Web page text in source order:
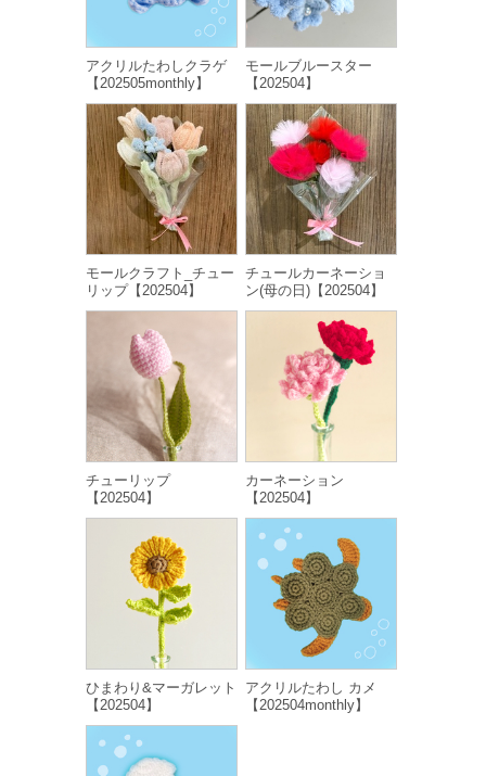
アクリルたわしクラゲ
【202505monthly】
モールブルースター
【202504】
モールクラフト_チュー
リップ【202504】
チュールカーネーショ
ン(母の日)【202504】
チューリップ
【202504】
カーネーション
【202504】
ひまわり&マーガレット
【202504】
アクリルたわし カメ
【202504monthly】